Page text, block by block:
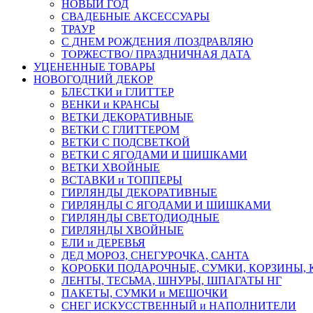
НОВЫЙ ГОД
СВАДЕБНЫЕ АКСЕССУАРЫ
ТРАУР
С ДНЕМ РОЖДЕНИЯ /ПОЗДРАВЛЯЮ
ТОРЖЕСТВО/ ПРАЗДНИЧНАЯ ДАТА
УЦЕНЕННЫЕ ТОВАРЫ
НОВОГОДНИЙ ДЕКОР
БЛЕСТКИ и ГЛИТТЕР
ВЕНКИ и КРАНСЫ
ВЕТКИ ДЕКОРАТИВНЫЕ
ВЕТКИ С ГЛИТТЕРОМ
ВЕТКИ С ПОДСВЕТКОЙ
ВЕТКИ С ЯГОДАМИ И ШИШКАМИ
ВЕТКИ ХВОЙНЫЕ
ВСТАВКИ и ТОППЕРЫ
ГИРЛЯНДЫ ДЕКОРАТИВНЫЕ
ГИРЛЯНДЫ С ЯГОДАМИ И ШИШКАМИ
ГИРЛЯНДЫ СВЕТОДИОДНЫЕ
ГИРЛЯНДЫ ХВОЙНЫЕ
ЕЛИ и ДЕРЕВЬЯ
ДЕД МОРОЗ, СНЕГУРОЧКА, САНТА
КОРОБКИ ПОДАРОЧНЫЕ, СУМКИ,
ЛЕНТЫ, ТЕСЬМА, ШНУРЫ, ШПАГАТЫ НГ
ПАКЕТЫ, СУМКИ и МЕШОЧКИ
СНЕГ ИСКУССТВЕННЫЙ и НАПОЛНИТЕЛИ